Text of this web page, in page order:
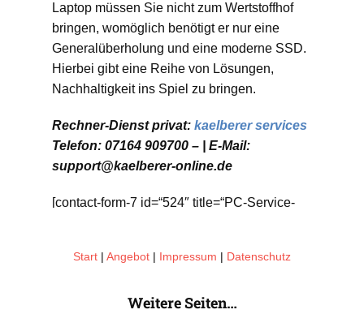
Laptop müssen Sie nicht zum Wertstoffhof
bringen, womöglich benötigt er nur eine
Generalüberholung und eine moderne SSD.
Hierbei gibt eine Reihe von Lösungen,
Nachhaltigkeit ins Spiel zu bringen.
Rechner-Dienst privat: kaelberer services
Telefon: 07164 909700 – | E-Mail:
support@kaelberer-online.de
[contact-form-7 id=“524″ title=“PC-Service-
Start | Angebot | Impressum | Datenschutz
Weitere Seiten…